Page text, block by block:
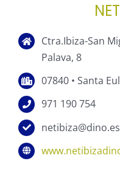
Ctra.Ibiza-San
Palava, 8
07840 • Santa
971 190 754
netibiza@dino.es